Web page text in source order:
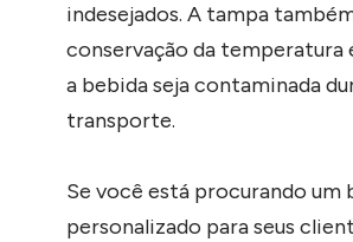
indesejados. A tampa
conservação da temperatura
a bebida seja contaminada
transporte.
Se você está procurando um
personalizado para seus